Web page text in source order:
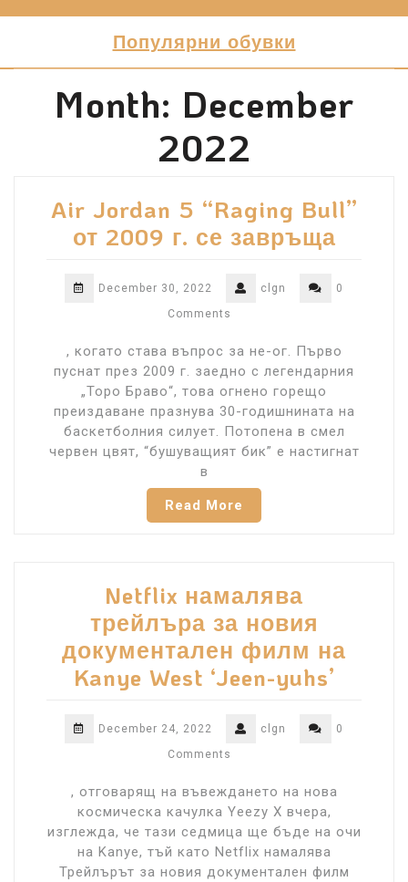
Популярни обувки
Month: December
2022
Air Jordan 5 “Raging Bull”
от 2009 г. се завръща
December 30, 2022 clgn
0
Comments
, когато става въпрос за не-ог. Първо
пуснат през 2009 г. заедно с легендарния
„Торо Браво“, това огнено горещо
преиздаване празнува 30-годишнината на
баскетболния силует. Потопена в смел
червен цвят, “бушуващият бик” е настигнат
в
Read More
Netflix намалява
трейлъра за новия
документален филм на
Kanye West ‘Jeen-yuhs’
December 24, 2022 clgn
0
Comments
, отговарящ на въвеждането на нова
космическа качулка Yeezy X вчера,
изглежда, че тази седмица ще бъде на очи
на Kanye, тъй като Netflix намалява
Трейлърът за новия документален филм